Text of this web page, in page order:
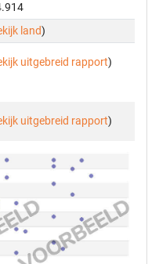
land)
uitgebreid rapport)
uitgebreid rapport)